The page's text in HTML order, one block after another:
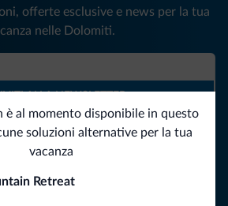
è al momento disponibile in questo
soluzioni alternative per la tua
vacanza
Retreat
Segui Dolomiti.it
offerte esclusive e news per la tua
nelle Dolomiti.